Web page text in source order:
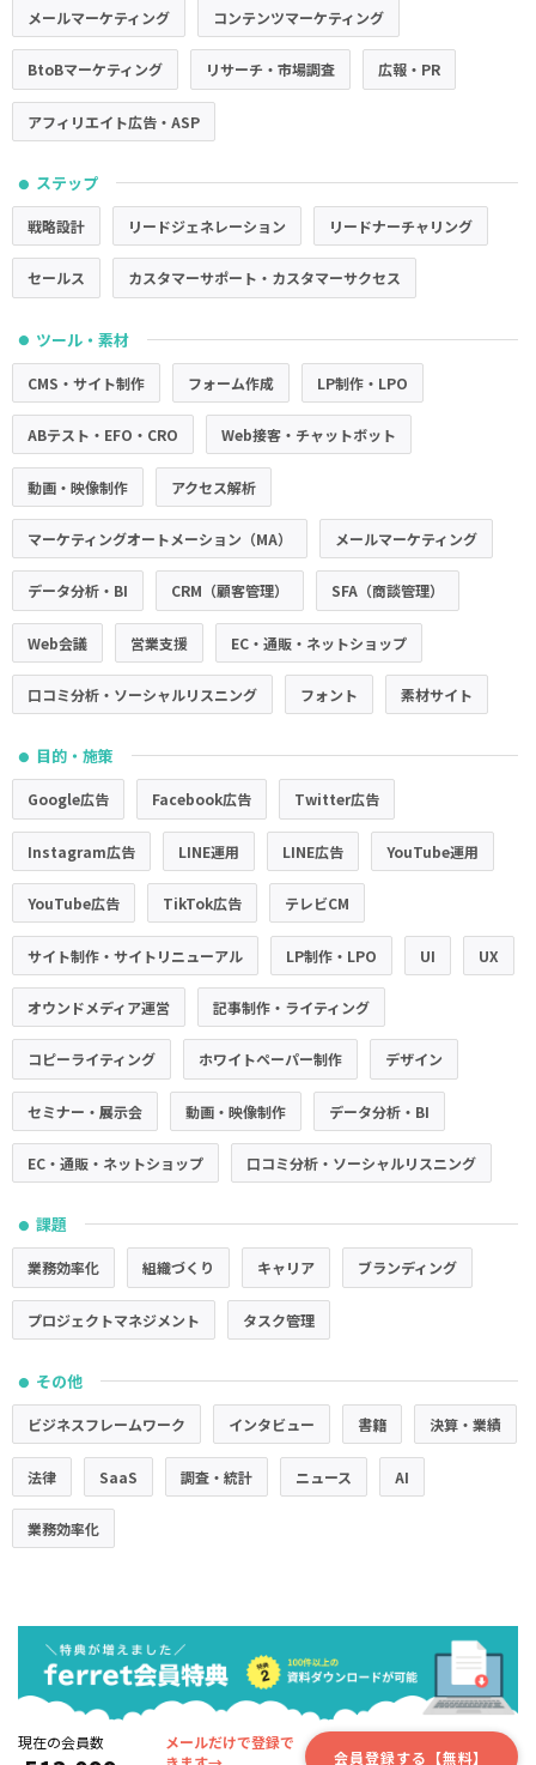
メールマーケティング コンテンツマーケティング
BtoBマーケティング リサーチ・市場調査 広報・PR
アフィリエイト広告・ASP
● ステップ
戦略設計 リードジェネレーション リードナーチャリング
セールス カスタマーサポート・カスタマーサクセス
● ツール・素材
CMS・サイト制作 フォーム作成 LP制作・LPO
ABテスト・EFO・CRO Web接客・チャットボット
動画・映像制作 アクセス解析
マーケティングオートメーション（MA） メールマーケティング
データ分析・BI CRM（顧客管理） SFA（商談管理）
Web会議 営業支援 EC・通販・ネットショップ
口コミ分析・ソーシャルリスニング フォント 素材サイト
● 目的・施策
Google広告 Facebook広告 Twitter広告
Instagram広告 LINE運用 LINE広告 YouTube運用
YouTube広告 TikTok広告 テレビCM
サイト制作・サイトリニューアル LP制作・LPO UI UX
オウンドメディア運営 記事制作・ライティング
コピーライティング ホワイトペーパー制作 デザイン
セミナー・展示会 動画・映像制作 データ分析・BI
EC・通販・ネットショップ 口コミ分析・ソーシャルリスニング
● 課題
業務効率化 組織づくり キャリア ブランディング
プロジェクトマネジメント タスク管理
● その他
ビジネスフレームワーク インタビュー 書籍 決算・業績
法律 SaaS 調査・統計 ニュース AI
業務効率化
現在の会員数
メールだけで登録で
会員登録する【無料】